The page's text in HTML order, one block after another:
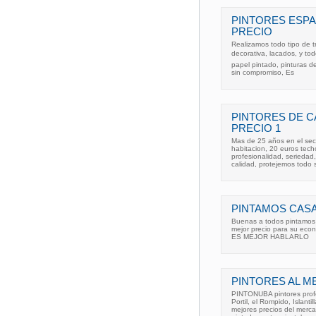
PINTORES
PRECIO
Realizamos todo tipo de
decorativa, lacados, y
papel pintado, pinturas
sin compromiso, Es
PINTORES DE
PRECIO 1
Mas de 25 años en el
habitacion, 20 euros
profesionalidad,
calidad, protejemos todo
PINTAMOS
Buenas a todos
mejor precio para su
ES MEJOR HABLARLO
PINTORES AL
PINTONUBA pintores
Portil, el Rompido,
mejores precios del